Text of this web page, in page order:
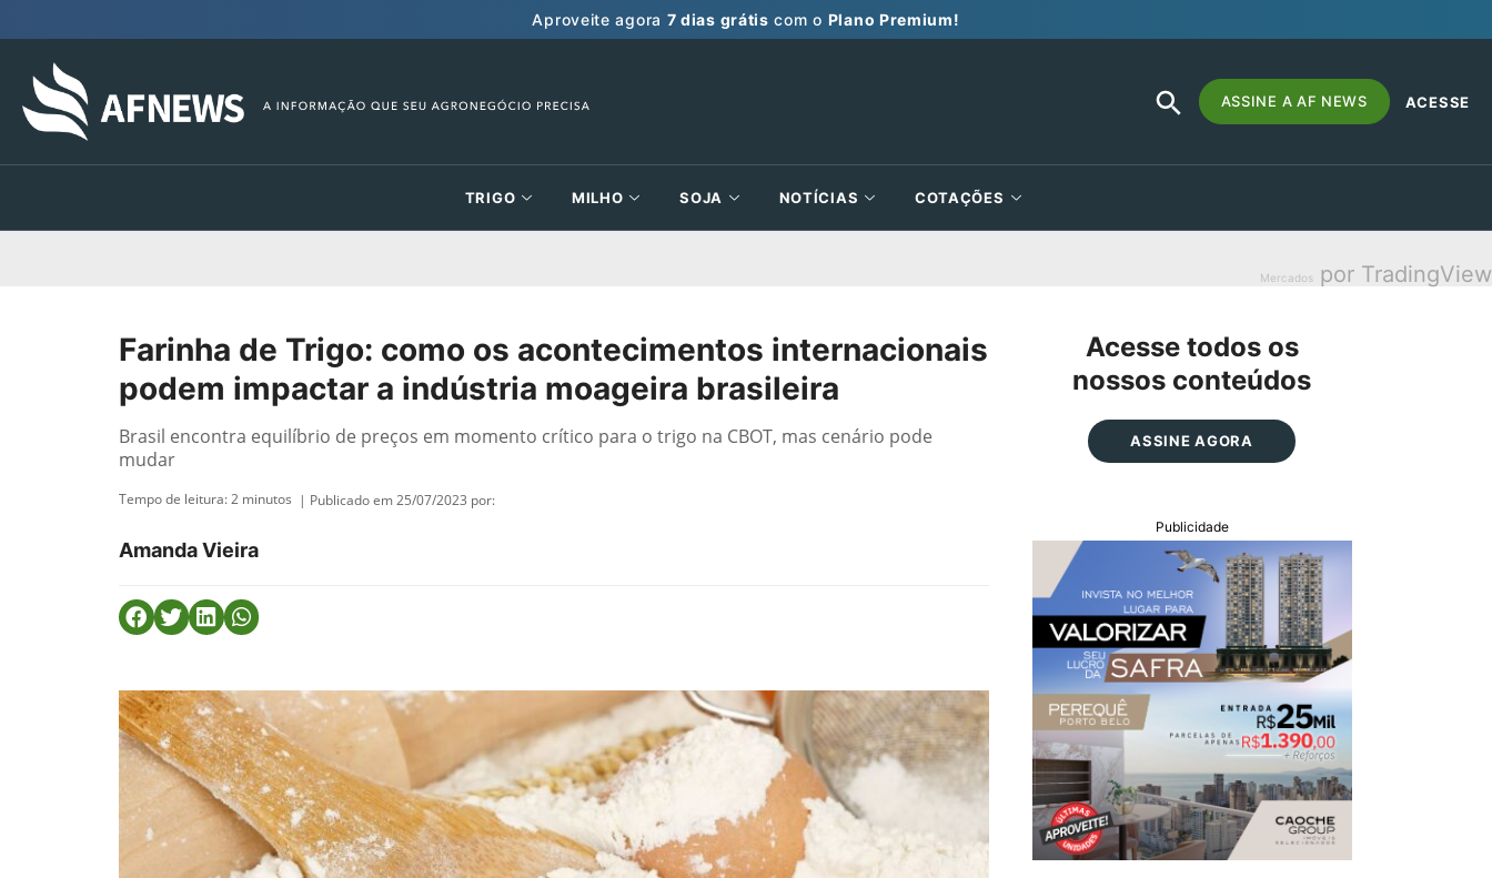
Aproveite agora 7 dias grátis com o Plano Premium!
Search
for:
SEARCH
BUTTON
ASSINE A AF NEWS ACESSE
TRIGO MILHO SOJA NOTÍCIAS COTAÇÕES
Mercados por TradingView
Farinha de Trigo: como os acontecimentos internacionais
podem impactar a indústria moageira brasileira
Brasil encontra equilíbrio de preços em momento crítico para o trigo na CBOT, mas cenário pode
mudar
Tempo de leitura:2 minutos | Publicado em 25/07/2023 por:
Amanda Vieira
Acesse todos os
nossos conteúdos
ASSINE AGORA
Publicidade